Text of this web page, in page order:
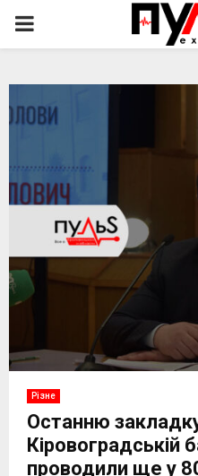
PRIMARY
Різне
Останню
Кіровоградській
проводили ще у